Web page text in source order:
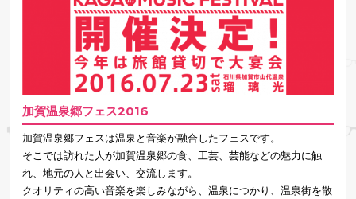
加賀温泉郷フェス2016
加賀温泉郷フェスは温泉と音楽が融合したフェスです。
そこでは訪れた人が加賀温泉郷の食、工芸、芸能などの魅力に触
れ、地元の人と出会い、交流します。
クオリティの高い音楽を楽しみながら、温泉につかり、温泉街を散